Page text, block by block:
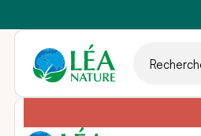
Aller
contenu